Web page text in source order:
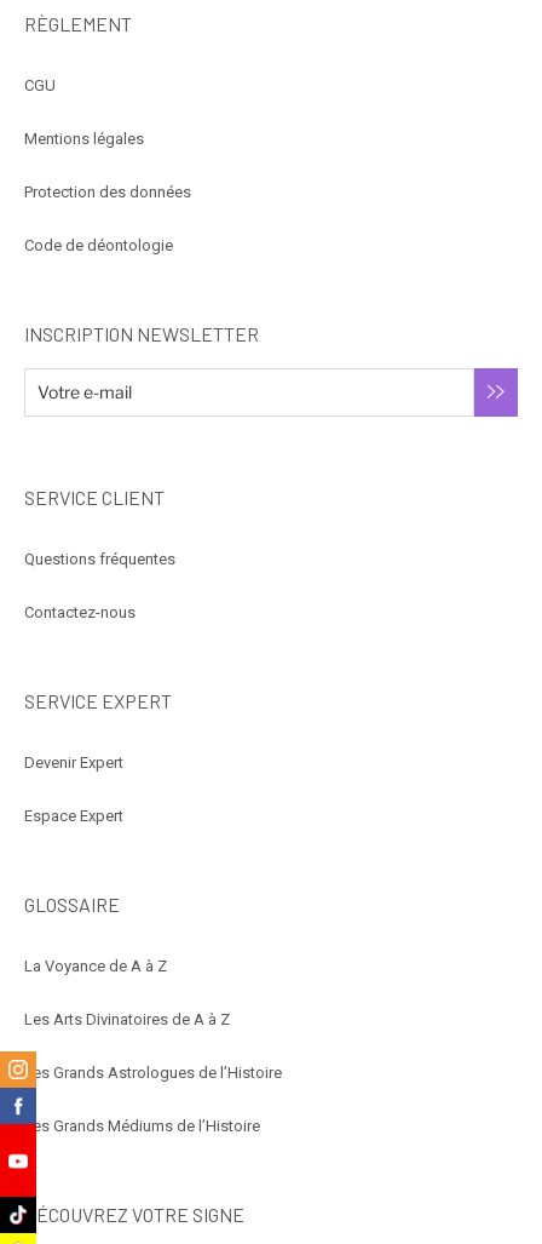
RÈGLEMENT
CGU
Mentions légales
Protection des données
Code de déontologie
INSCRIPTION NEWSLETTER
SERVICE CLIENT
Questions fréquentes
Contactez-nous
SERVICE EXPERT
Devenir Expert
Espace Expert
GLOSSAIRE
La Voyance de A à Z
Les Arts Divinatoires de A à Z
Les Grands Astrologues de l’Histoire
Les Grands Médiums de l’Histoire
DÉCOUVREZ VOTRE SIGNE